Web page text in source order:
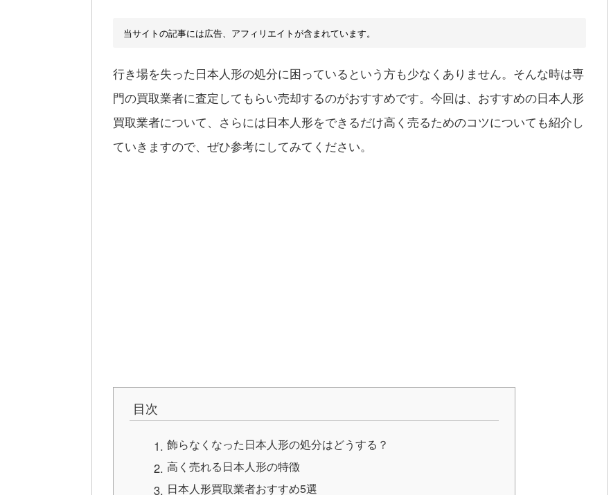
当サイトの記事には広告、アフィリエイトが含まれています。
行き場を失った日本人形の処分に困っているという方も少なくありません。そんな時は専
門の買取業者に査定してもらい売却するのがおすすめです。今回は、おすすめの日本人形
買取業者について、さらには日本人形をできるだけ高く売るためのコツについても紹介し
ていきますので、ぜひ参考にしてみてください。
目次
飾らなくなった日本人形の処分はどうする？
高く売れる日本人形の特徴
日本人形買取業者おすすめ5選